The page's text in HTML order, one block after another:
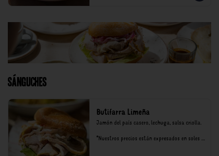
Sánguches
Butifarra Limeña
Jamón del país casero, lechuga, salsa criolla.
*Nuestros precios están expresados en soles e